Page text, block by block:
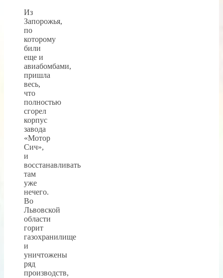
Из
Запорожья,
по
которому
били
еще и
авиабомбами,
пришла
весь,
что
полностью
сгорел
корпус
завода
«Мотор
Сич»,
и
восстанавливать
там
уже
нечего.
Во
Львовской
области
горит
газохранилище
и
уничтожены
ряд
производств,